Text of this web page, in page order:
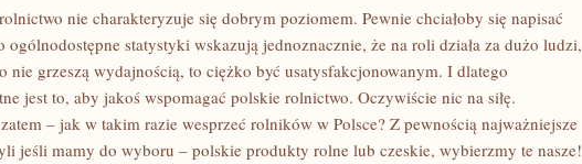
nie charakteryzuje się dobrym poziomem. Pewnie chciałoby się napisać
ogólnodostępne statystyki wskazują jednoznacznie, że na roli działa za dużo ludzi,
nie grzeszą wydajnością, to ciężko być usatysfakcjonowanym. I dlatego
jest to, aby jakoś wspomagać polskie rolnictwo. Oczywiście nic na siłę.
– jak w takim razie wesprzeć rolników w Polsce? Z pewnością najważniejsze
jeśli mamy do wyboru – polskie produkty rolne lub czeskie, wybierzmy te nasze!